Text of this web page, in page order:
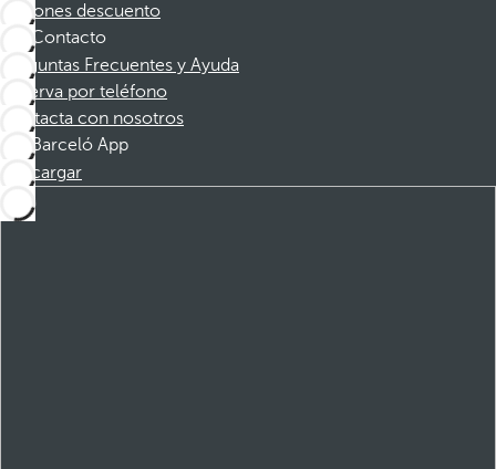
Cupones descuento
Contacto
Preguntas Frecuentes y Ayuda
Reserva por teléfono
Contacta con nosotros
Barceló App
Descargar